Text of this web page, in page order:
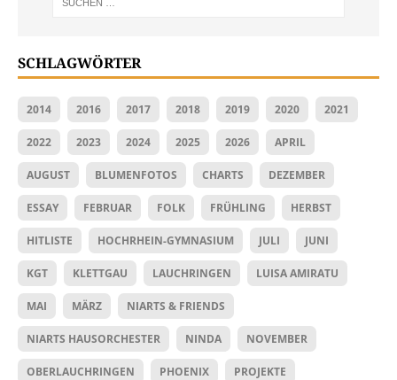
SCHLAGWÖRTER
2014 2016 2017 2018 2019 2020 2021
2022 2023 2024 2025 2026 APRIL
AUGUST BLUMENFOTOS CHARTS DEZEMBER
ESSAY FEBRUAR FOLK FRÜHLING HERBST
HITLISTE HOCHRHEIN-GYMNASIUM JULI JUNI
KGT KLETTGAU LAUCHRINGEN LUISA AMIRATU
MAI MÄRZ NIARTS & FRIENDS
NIARTS HAUSORCHESTER NINDA NOVEMBER
OBERLAUCHRINGEN PHOENIX PROJEKTE